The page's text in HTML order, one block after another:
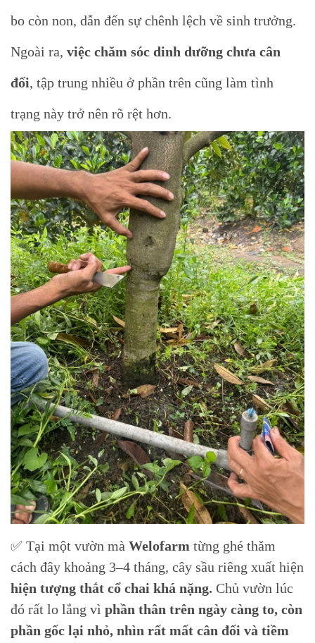
bo còn non, dẫn đến sự chênh lệch về sinh trưởng.
Ngoài ra, việc chăm sóc dinh dưỡng chưa cân
đối, tập trung nhiều ở phần trên cũng làm tình
trạng này trở nên rõ rệt hơn.
✅ Tại một vườn mà Welofarm từng ghé thăm
cách đây khoảng 3–4 tháng, cây sầu riêng xuất hiện
hiện tượng thắt cổ chai khá nặng. Chủ vườn lúc
đó rất lo lắng vì phần thân trên ngày càng to, còn
phần gốc lại nhỏ, nhìn rất mất cân đối và tiềm